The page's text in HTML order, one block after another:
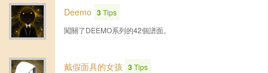
Deemo 3Tips
闖關了DEEMO系列的42個譜面。
戴假面具的女孩 3Tips